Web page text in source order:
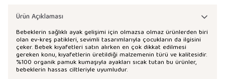
Ürün Açıklaması
Bebeklerin sağlıklı ayak gelişimi için olmazsa olmaz ürünlerden biri
olan ev-kreş patikleri, sevimli tasarımlarıyla çocukların da ilgisini
çeker. Bebek kıyafetleri satın alırken en çok dikkat edilmesi
gereken konu, kıyafetlerin üretildiği malzemenin türü ve kalitesidir.
%100 organik pamuk kumaşıyla ayakları sıcak tutan bu ürünler,
bebeklerin hassas ciltleriyle uyumludur.